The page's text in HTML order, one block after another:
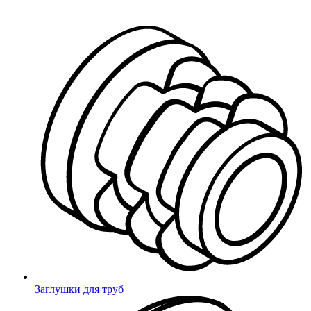
Заглушки для труб
Миниворкс Карта сайта
Карта сайта
Заглушки для труб
Круглые
Круглые ДУ (DN)
Прямоугольные